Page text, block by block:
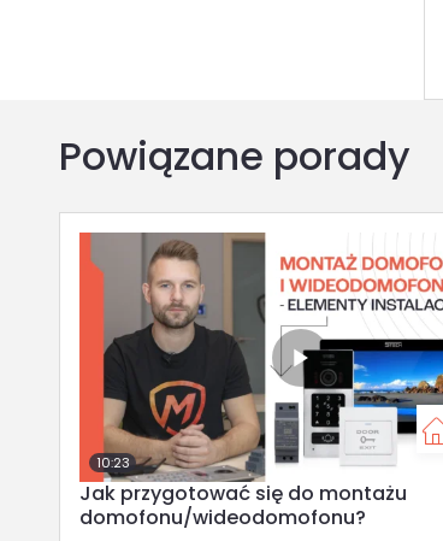
Powiązane porady
10:23
Jak przygotować się do montażu
domofonu/wideodomofonu?